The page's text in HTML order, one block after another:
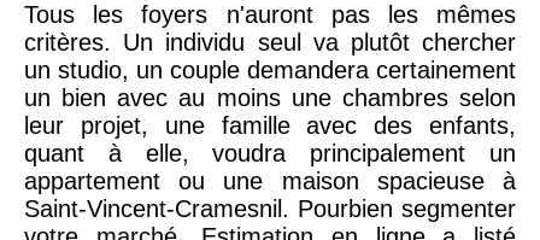
Tous les foyers n'auront pas les mêmes
critères. Un individu seul va plutôt chercher
un studio, un couple demandera certainement
un bien avec au moins une chambres selon
leur projet, une famille avec des enfants,
quant à elle, voudra principalement un
appartement ou une maison spacieuse à
Saint-Vincent-Cramesnil. Pourbien segmenter